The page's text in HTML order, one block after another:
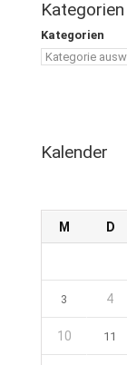
Kategorien
Kategorien
Kalender
M D
3 4
10 11